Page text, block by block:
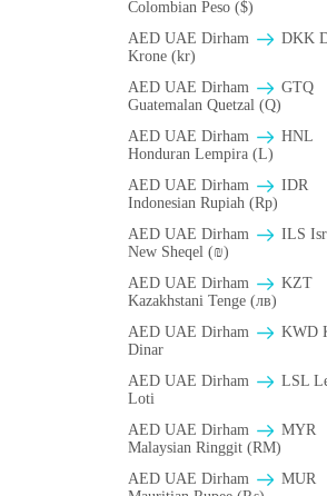
Colombian Peso ($)
AED UAE Dirham
DKK
Krone (kr)
AED UAE Dirham
GTQ
Guatemalan Quetzal (Q)
AED UAE Dirham
HNL
Honduran Lempira (L)
AED UAE Dirham
IDR
Indonesian Rupiah (Rp)
AED UAE Dirham
ILS
New Sheqel (₪)
AED UAE Dirham
KZT
Kazakhstani Tenge (лв)
AED UAE Dirham
KWD
Dinar
AED UAE Dirham
LSL
Loti
AED UAE Dirham
MYR
Malaysian Ringgit (RM)
AED UAE Dirham
MUR